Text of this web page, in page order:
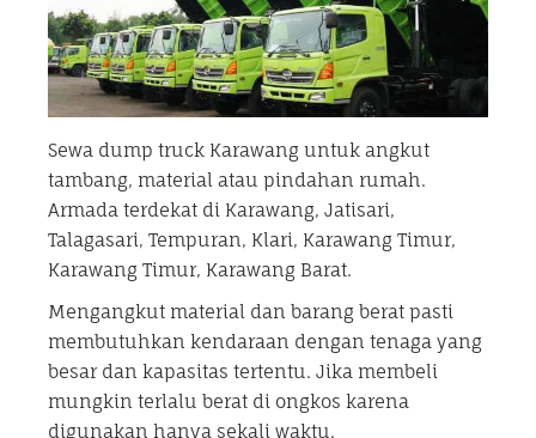
Sewa dump truck Karawang untuk angkut
tambang, material atau pindahan rumah.
Armada terdekat di Karawang, Jatisari,
Talagasari, Tempuran, Klari, Karawang Timur,
Karawang Timur, Karawang Barat.
Mengangkut material dan barang berat pasti
membutuhkan kendaraan dengan tenaga yang
besar dan kapasitas tertentu. Jika membeli
mungkin terlalu berat di ongkos karena
digunakan hanya sekali waktu.